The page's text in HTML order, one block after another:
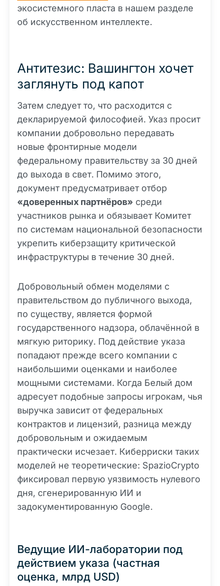
экосистемного пласта в нашем разделе
об искусственном интеллекте.
Антитезис: Вашингтон хочет
заглянуть под капот
Затем следует то, что расходится с
декларируемой философией. Указ просит
компании добровольно передавать
новые фронтирные модели
федеральному правительству за 30 дней
до выхода в свет. Помимо этого,
документ предусматривает отбор
«доверенных партнёров» среди
участников рынка и обязывает Комитет
по системам национальной безопасности
укрепить киберзащиту критической
инфраструктуры в течение 30 дней.
Добровольный обмен моделями с
правительством до публичного выхода,
по существу, является формой
государственного надзора, облачённой в
мягкую риторику. Под действие указа
попадают прежде всего компании с
наибольшими оценками и наиболее
мощными системами. Когда Белый дом
адресует подобные запросы игрокам, чья
выручка зависит от федеральных
контрактов и лицензий, разница между
добровольным и ожидаемым
практически исчезает. Киберриски таких
моделей не теоретические: SpazioCrypto
фиксировал первую уязвимость нулевого
дня, сгенерированную ИИ и
задокументированную Google.
Ведущие ИИ-лаборатории под
действием указа (частная
оценка, млрд USD)